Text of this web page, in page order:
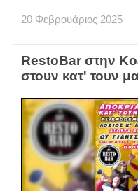
20 Φεβρουάριος 2025
RestoBar στην
στουν κατ' τουν